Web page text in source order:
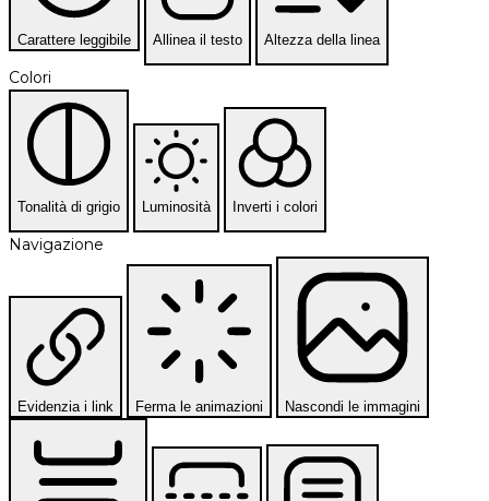
Carattere leggibile Allinea il testo Altezza della linea
Colori
Tonalità di grigio Luminosità Inverti i colori
Navigazione
Evidenzia i link Ferma le animazioni Nascondi le immagini